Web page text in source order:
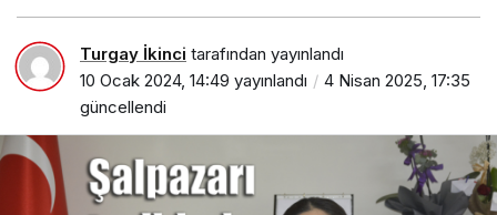
Turgay İkinci tarafından yayınlandı
10 Ocak 2024, 14:49 yayınlandı
4 Nisan 2025, 17:35
güncellendi